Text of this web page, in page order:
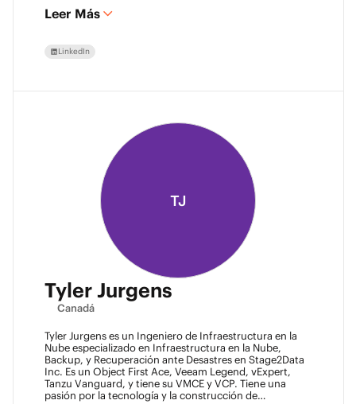
soluciones de respaldo.
Leer Más
LinkedIn
TJ
Tyler Jurgens
Canadá
Tyler Jurgens es un Ingeniero de Infraestructura en la
Nube especializado en Infraestructura en la Nube,
Backup, y Recuperación ante Desastres en Stage2Data
Inc. Es un Object First Ace, Veeam Legend, vExpert,
Tanzu Vanguard, y tiene su VMCE y VCP. Tiene una
pasión por la tecnología y la construcción de